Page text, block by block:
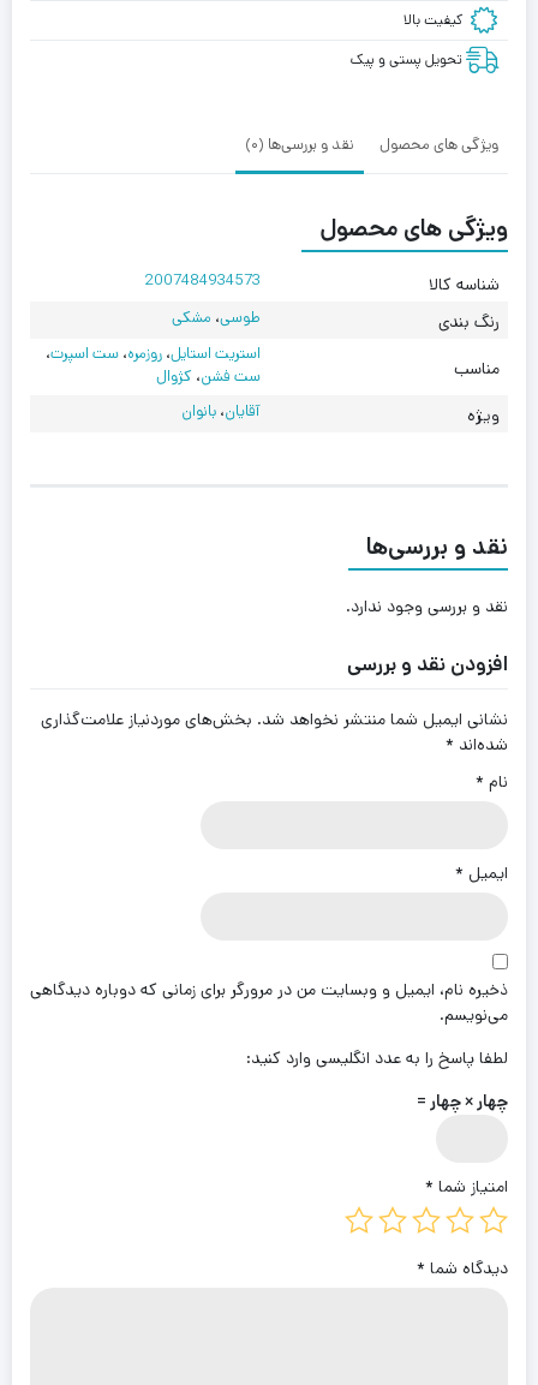
کیفیت بالا
تحویل پستی و پیک
ویژگی های محصول نقد و بررسی‌ها (0)
ویژگی های محصول
شناسه کالا 2007484934573
رنگ بندی طوسی، مشکی
مناسب
استریت استایل،روزمره،ست اسپرت،
ست فشن، کژوال
ویژه آقایان،بانوان
نقد و بررسی‌ها
نقد و بررسی وجود ندارد.
افزودن نقد و بررسی
نشانی ایمیل شما منتشر نخواهد شد. بخش‌های موردنیاز علامت‌گذاری
شده‌اند *
نام *
ایمیل *
ذخیره نام، ایمیل و وبسایت من در مرورگر برای زمانی که دوباره دیدگاهی
می‌نویسم.
لطفا پاسخ را به عدد انگلیسی وارد کنید:
چهار × چهار =
امتیاز شما *
دیدگاه شما *